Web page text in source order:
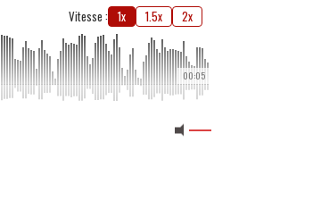
Vitesse : 1x 1.5x 2x
00:05